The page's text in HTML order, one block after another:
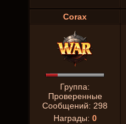
Corax
Группа:
Проверенные
Сообщений: 298
Награды: 0